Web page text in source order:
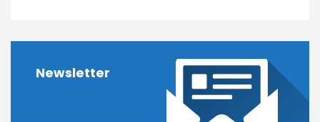
Newsletter